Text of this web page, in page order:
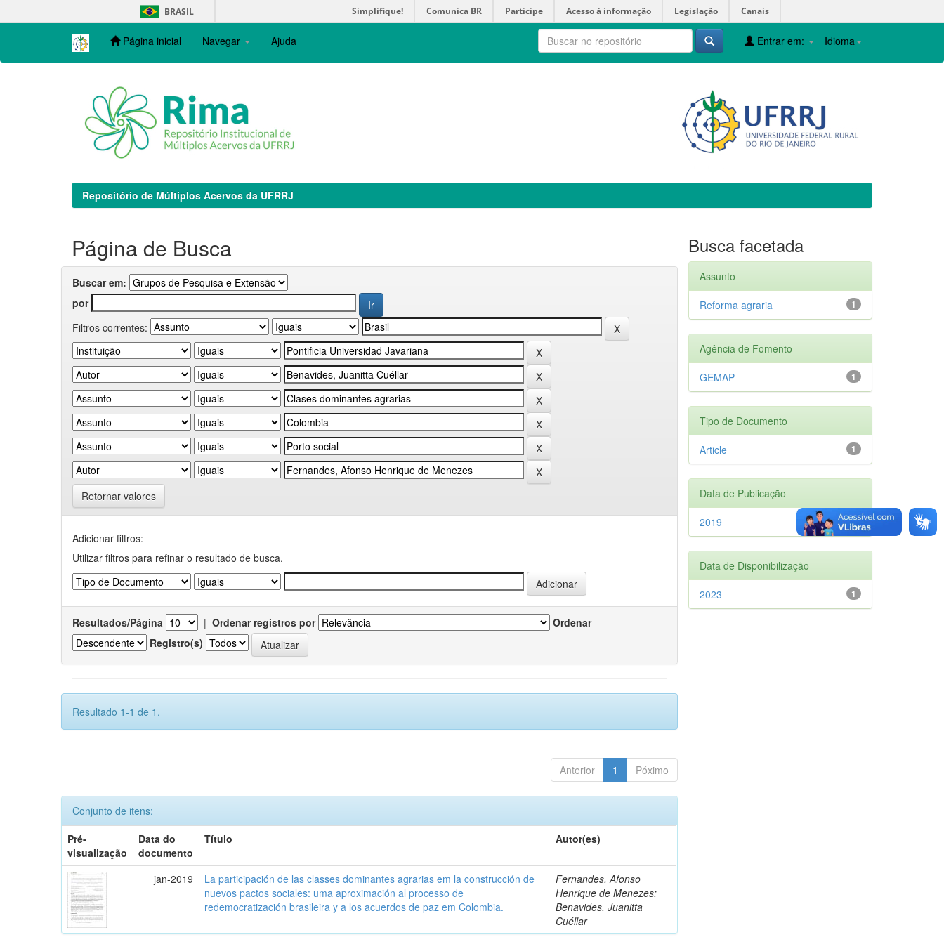
navigation
BRASIL Simplifique! Comunica BR Participe Acesso à informação Legislação Canais
Página inicial Navegar Ajuda Idioma
Entrar em:
Repositório de Múltiplos Acervos da UFRRJ
Página de Busca
Buscar em:
por
Filtros correntes:
Retornar valores
Adicionar filtros:
Utilizar filtros para refinar o resultado de busca.
Resultados/Página | Ordenar registros por
Ordenar
Registro(s)
Resultado 1-1 de 1.
Anterior 1 Póximo
Conjunto de itens:
Pré-
visualização
Data do
documento
Título Autor(es)
jan-2019
La participación de las classes dominantes agrarias em la construcción de
nuevos pactos sociales: uma aproximación al processo de
redemocratización brasileira y a los acuerdos de paz em Colombia.
Fernandes, Afonso
Henrique de Menezes;
Benavides, Juanitta
Cuéllar
Busca facetada
Assunto
1
Reforma agraria
Agência de Fomento
1
GEMAP
Tipo de Documento
1
Article
Data de Publicação
1
2019
Data de Disponibilização
1
2023